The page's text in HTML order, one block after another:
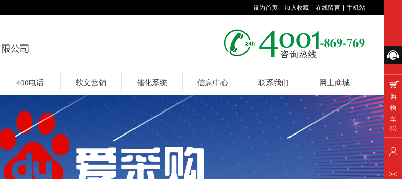
设为首页 加入收藏 在线留言 手机站
400电话 软文营销 催化系统 信息中心 联系我们 网上商城
购
物
车
(0)